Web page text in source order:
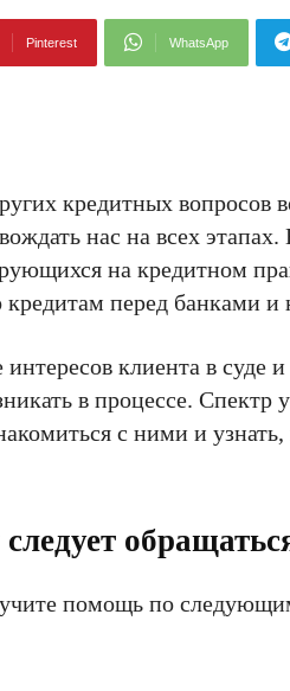
Pinterest WhatsApp
кредитных вопросов
нас на всех
на кредитном
перед банками и
клиента в суде
в процессе. Спектр
с ними и
помощь по